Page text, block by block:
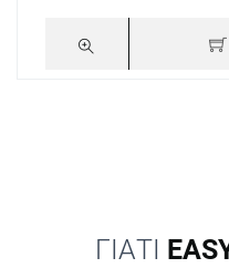
ΓΙΑΤΙ